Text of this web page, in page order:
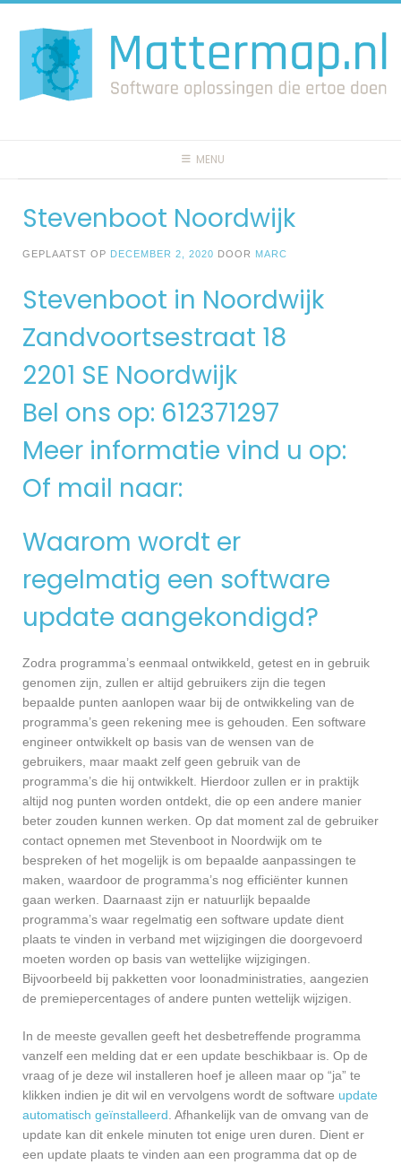
naar
inhoud
MENU
Stevenboot Noordwijk
GEPLAATST OP DECEMBER 2, 2020 DOOR MARC
Stevenboot in Noordwijk
Zandvoortsestraat 18
2201 SE Noordwijk
Bel ons op: 612371297
Meer informatie vind u op:
Of mail naar:
Waarom wordt er
regelmatig een software
update aangekondigd?
Zodra programma’s eenmaal ontwikkeld, getest en in gebruik
genomen zijn, zullen er altijd gebruikers zijn die tegen
bepaalde punten aanlopen waar bij de ontwikkeling van de
programma’s geen rekening mee is gehouden. Een software
engineer ontwikkelt op basis van de wensen van de
gebruikers, maar maakt zelf geen gebruik van de
programma’s die hij ontwikkelt. Hierdoor zullen er in praktijk
altijd nog punten worden ontdekt, die op een andere manier
beter zouden kunnen werken. Op dat moment zal de gebruiker
contact opnemen met Stevenboot in Noordwijk om te
bespreken of het mogelijk is om bepaalde aanpassingen te
maken, waardoor de programma’s nog efficiënter kunnen
gaan werken. Daarnaast zijn er natuurlijk bepaalde
programma’s waar regelmatig een software update dient
plaats te vinden in verband met wijzigingen die doorgevoerd
moeten worden op basis van wettelijke wijzigingen.
Bijvoorbeeld bij pakketten voor loonadministraties, aangezien
de premiepercentages of andere punten wettelijk wijzigen.
In de meeste gevallen geeft het desbetreffende programma
vanzelf een melding dat er een update beschikbaar is. Op de
vraag of je deze wil installeren hoef je alleen maar op “ja” te
klikken indien je dit wil en vervolgens wordt de software update
automatisch geïnstalleerd . Afhankelijk van de omvang van de
update kan dit enkele minuten tot enige uren duren. Dient er
een update plaats te vinden aan een programma dat op de